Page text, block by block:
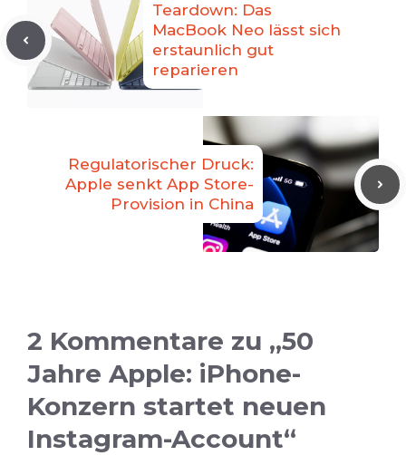
Teardown: Das
MacBook Neo lässt sich
erstaunlich gut
reparieren
Regulatorischer Druck:
Apple senkt App Store-
Provision in China
2 Kommentare zu „50
Jahre Apple: iPhone-
Konzern startet neuen
Instagram-Account“